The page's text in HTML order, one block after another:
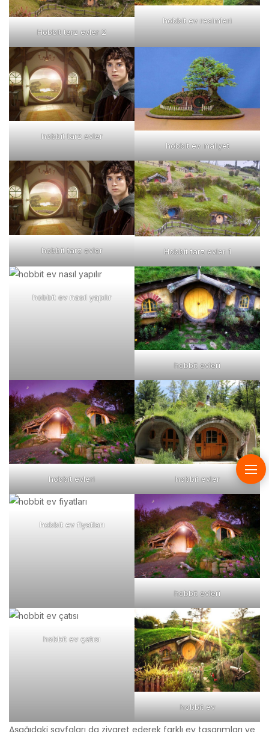
Hobbit tarz evler 2
hobbit ev resimleri
hobbit tarz evler
hobbit ev maliyet
hobbit tarz evler Hobbit tarz evler 1
hobbit ev nasıl yapılır
hobbit evleri
hobbit evleri hobbit evler
hobbit ev fiyatları
hobbit evleri
hobbit ev çatısı
hobbit ev
Aşağıdaki sayfaları da ziyaret ederek farklı ev tasarımları ve